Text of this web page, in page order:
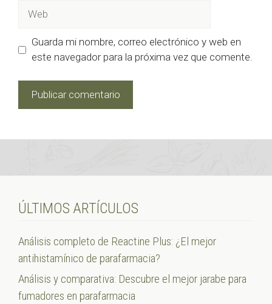
Guarda mi nombre, correo electrónico y web en
este navegador para la próxima vez que comente.
ÚLTIMOS ARTÍCULOS
Análisis completo de Reactine Plus: ¿El mejor
antihistamínico de parafarmacia?
Análisis y comparativa: Descubre el mejor jarabe para
fumadores en parafarmacia